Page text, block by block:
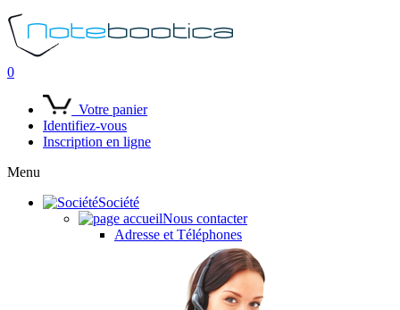
0
Votre panier
Identifiez-vous
Inscription en ligne
Menu
Société
Nous contacter
Adresse et Téléphones